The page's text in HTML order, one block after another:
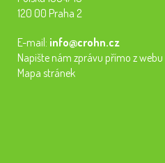
120 00 Praha 2
E-mail: info@crohn.cz
Napište nám zprávu přímo z webu
Mapa stránek